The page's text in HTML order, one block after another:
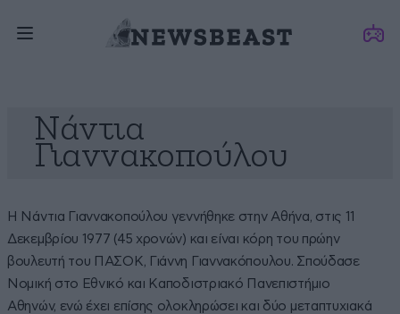
Νάντια
Γιαννακοπούλου
Η Νάντια Γιαννακοπούλου γεννήθηκε στην Αθήνα, στις 11
Δεκεμβρίου 1977 (45 χρονών) και είναι κόρη του πρώην
βουλευτή του ΠΑΣΟΚ, Γιάννη Γιαννακόπουλου. Σπούδασε
Νομική στο Εθνικό και Καποδιστριακό Πανεπιστήμιο
Αθηνών, ενώ έχει επίσης ολοκληρώσει και δύο μεταπτυχιακά